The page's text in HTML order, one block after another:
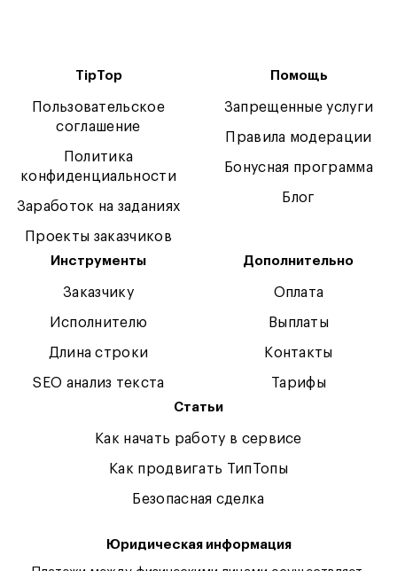
TipTop
Пользовательское
соглашение
Политика
конфиденциальности
Заработок на заданиях
Проекты заказчиков
Помощь
Запрещенные услуги
Правила модерации
Бонусная программа
Блог
Инструменты
Заказчику
Исполнителю
Длина строки
SEO анализ текста
Дополнительно
Оплата
Выплаты
Контакты
Тарифы
Статьи
Как начать работу в сервисе
Как продвигать ТипТопы
Безопасная сделка
Юридическая информация